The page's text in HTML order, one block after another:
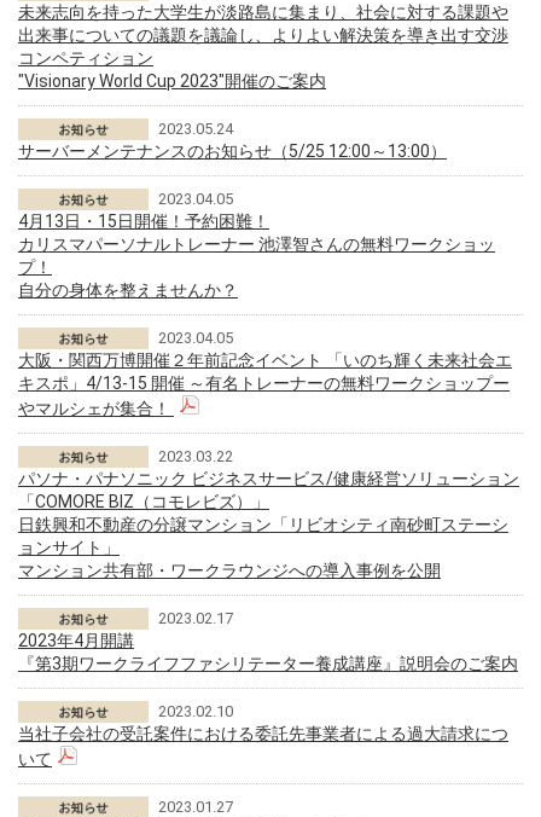
未来志向を持った大学生が淡路島に集まり、社会に対する課題や
出来事についての議題を議論し、よりよい解決策を導き出す交渉
コンペティション
"Visionary World Cup 2023"開催のご案内
2023.05.24
サーバーメンテナンスのお知らせ（5/25 12:00～13:00）
2023.04.05
4月13日・15日開催！予約困難！
カリスマパーソナルトレーナー 池澤智さんの無料ワークショッ
プ！
自分の身体を整えませんか？
2023.04.05
大阪・関西万博開催２年前記念イベント 「いのち輝く未来社会エ
キスポ」4/13-15 開催 ～有名トレーナーの無料ワークショップー
やマルシェが集合！
2023.03.22
パソナ・パナソニック ビジネスサービス/健康経営ソリューション
「COMORE BIZ（コモレビズ）」
日鉄興和不動産の分譲マンション「リビオシティ南砂町ステーシ
ョンサイト」
マンション共有部・ワークラウンジへの導入事例を公開
2023.02.17
2023年4月開講
『第3期ワークライフファシリテーター養成講座』説明会のご案内
2023.02.10
当社子会社の受託案件における委託先事業者による過大請求につ
いて
2023.01.27